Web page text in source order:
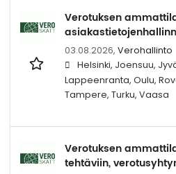
Verotuksen
03.08.2026, Verohallinto
Helsinki, Joensuu,
Lappeenranta, Oulu,
Tampere, Turku, Vaasa
Verotuksen
tehtäviin,